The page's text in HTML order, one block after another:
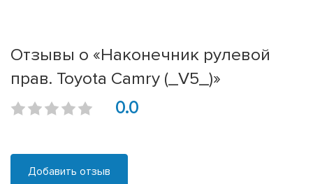
Отзывы о «Наконечник рулевой
прав. Toyota Camry (_V5_)»
0.0
Добавить отзыв